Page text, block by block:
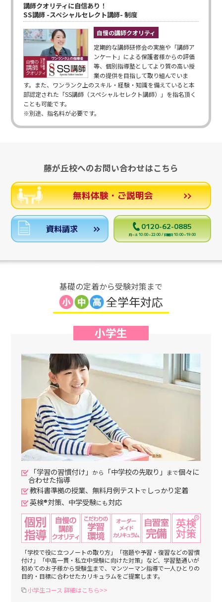
講師クオリティに自信あり！
SS講師 -スペシャルセレクト講師- 制度
自慢の講師クオリティ
定期的な講師研修会の実施や「講師ア
ンケート」による保護者様からの評価
等、個別指導塾としてより質の高い授
業の提供を目指して取り組んでいま
す。また、ワンランク上のスキル・経験・知識を備えていると本
部認定された「SS講師（スペシャルセレクト講師）」を指名頂く
ことも可能です。
※別途、指名料が必要です。
藤が丘校へのお問い合わせはこちら
無料体験・ご説明会
資料請求 0120-62-0885
月～土 10:00～22:00 / 日曜日 10:00～19:00
基礎の定着から受験対策まで
全学年対応
小学生
「学習の習慣付け」 から 「中学校の先取り」 まで個々に
合わせた指導
教科書準拠の授業、無料月例テストで しっかり定着
英検®対策、中学受験にも対応
「学校で役に立つノートの取り方」「宿題や予習・復習などの習慣
付け」「中高一貫・私立中受験に向けた対策」など、学習塾通いが
初めてのお子様から受験生まで、マンツーマン指導で一人ひとりの
目的・目標に合わせたカリキュラムをご提案します。
小学生コース 詳細はこちら>>